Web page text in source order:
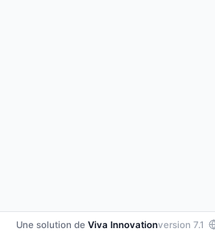
Une solution de Viva Innovationversion 7.1